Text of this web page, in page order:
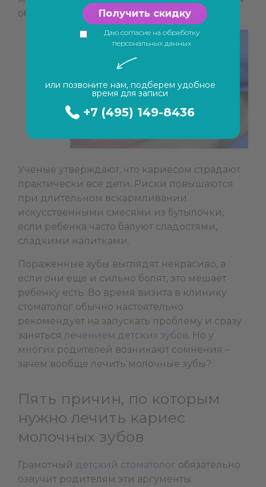
обнаружил в нем «дырку».
Ученые утверждают, что кариесом страдают
практически все дети. Риски повышаются
при длительном вскармливании
искусственными смесями из бутылочки,
если ребенка часто балуют сладостями,
сладкими напитками.
Пораженные зубы выглядят некрасиво, а
если они еще и сильно болят, это мешает
ребенку есть. Во время визита в клинику
стоматолог обычно настоятельно
рекомендует на запускать проблему и сразу
заняться лечением детских зубов. Но у
многих родителей возникают сомнения –
зачем вообще лечить молочные зубы?
Пять причин, по которым
нужно лечить кариес
молочных зубов
Грамотный детский стоматолог обязательно
озвучит родителям эти аргументы:
Получить скидку
Даю согласие на обработку
персональных данных
или позвоните нам, подберем удобное
время для записи
+7 (495) 149-8436